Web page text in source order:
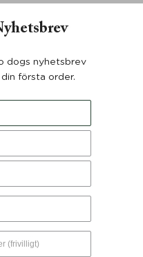
plats att vila på, de
kommer att älska under
(english)
dogs nyhetsbrev
första order.